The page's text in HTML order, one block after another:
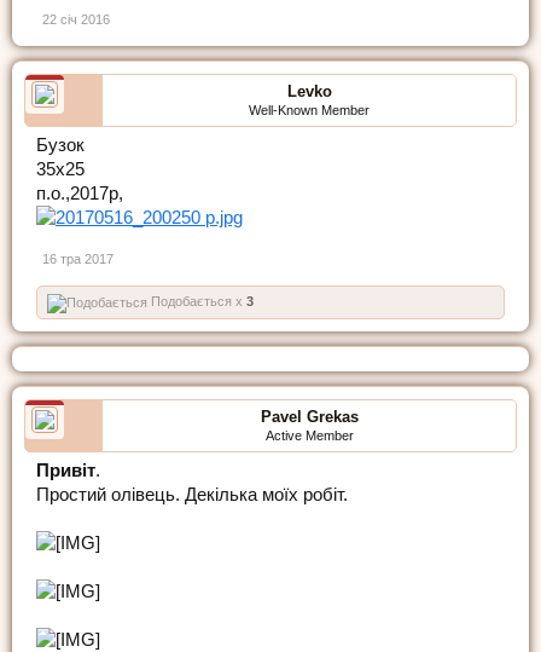
22 січ 2016
Levko
Well-Known Member
Бузок
35х25
п.о.,2017р,
16 тра 2017
Подобається x 3
Pavel Grekas
Active Member
Привіт.
Простий олівець. Декілька моїх робіт.